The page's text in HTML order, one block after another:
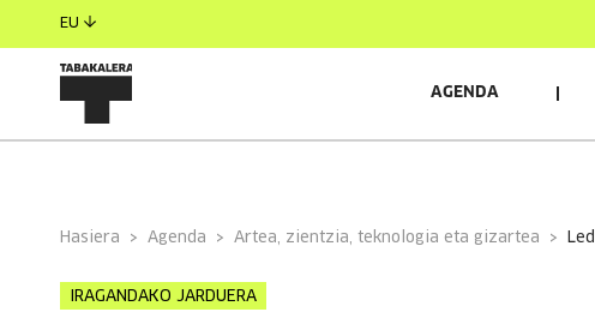
EU
AGENDA
Hasiera Agenda Artea, zientzia, teknologia eta gizartea
IRAGANDAKO JARDUERA